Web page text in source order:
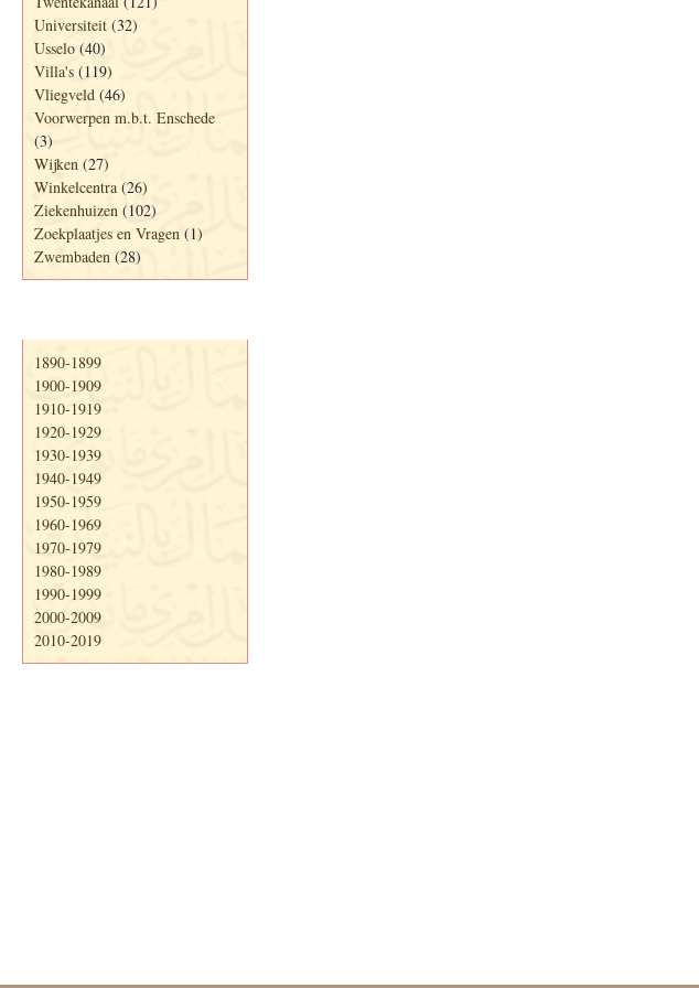
Universiteit (32)
Usselo (40)
Villa's (119)
Vliegveld (46)
Voorwerpen m.b.t. Enschede
(3)
Wijken (27)
Winkelcentra (26)
Ziekenhuizen (102)
Zoekplaatjes en Vragen (1)
Zwembaden (28)
1890-1899
1900-1909
1910-1919
1920-1929
1930-1939
1940-1949
1950-1959
1960-1969
1970-1979
1980-1989
1990-1999
2000-2009
2010-2019